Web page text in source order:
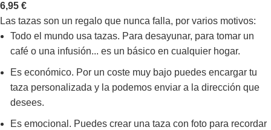
6,95 €
Las tazas son un regalo que nunca falla, por varios motivos:
Todo el mundo usa tazas. Para desayunar, para tomar un
café o una infusión... es un básico en cualquier hogar.
Es económico. Por un coste muy bajo puedes encargar tu
taza personalizada y la podemos enviar a la dirección que
desees.
Es emocional. Puedes crear una taza con foto para recordar